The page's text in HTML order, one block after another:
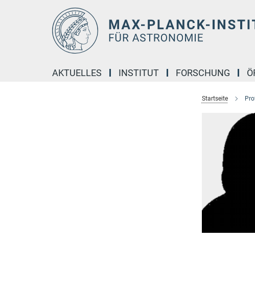
AKTUELLES INSTITUT FORSCHUNG
Startseite